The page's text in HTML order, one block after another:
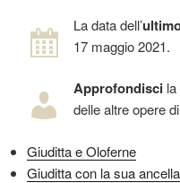
La data dell’
17 maggio 2021.
Approfondisci
delle altre opere di
Giuditta e Oloferne
Giuditta con la sua ancella